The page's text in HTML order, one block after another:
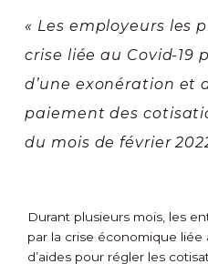
« Les employeurs les
crise liée au Covid-19
d’une exonération et
paiement des
du mois de février
Durant plusieurs mois, les
par la crise économique liée
d’aides pour régler les